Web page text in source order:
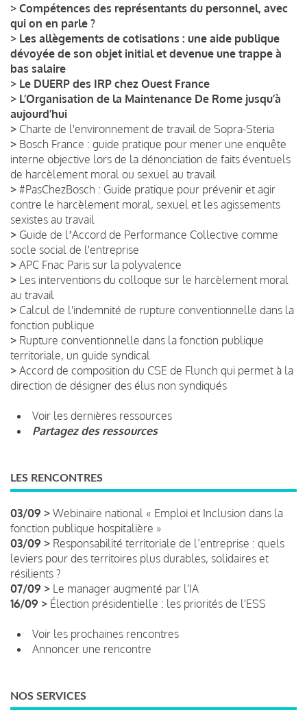
> Compétences des représentants du personnel, avec
qui on en parle ?
> Les allègements de cotisations : une aide publique
dévoyée de son objet initial et devenue une trappe à
bas salaire
> Le DUERP des IRP chez Ouest France
> L’Organisation de la Maintenance De Rome jusqu’à
aujourd’hui
> Charte de l'environnement de travail de Sopra-Steria
> Bosch France : guide pratique pour mener une enquête
interne objective lors de la dénonciation de faits éventuels
de harcèlement moral ou sexuel au travail
> #PasChezBosch : Guide pratique pour prévenir et agir
contre le harcèlement moral, sexuel et les agissements
sexistes au travail
> Guide de lʼAccord de Performance Collective comme
socle social de l'entreprise
> APC Fnac Paris sur la polyvalence
> Les interventions du colloque sur le harcèlement moral
au travail
> Calcul de l'indemnité de rupture conventionnelle dans la
fonction publique
> Rupture conventionnelle dans la fonction publique
territoriale, un guide syndical
> Accord de composition du CSE de Flunch qui permet à la
direction de désigner des élus non syndiqués
Voir les dernières ressources
Partagez des ressources
LES RENCONTRES
03/09 > Webinaire national « Emploi et Inclusion dans la
fonction publique hospitalière »
03/09 > Responsabilité territoriale de l’entreprise : quels
leviers pour des territoires plus durables, solidaires et
résilients ?
07/09 > Le manager augmenté par l'IA
16/09 > Élection présidentielle : les priorités de l'ESS
Voir les prochaines rencontres
Annoncer une rencontre
NOS SERVICES